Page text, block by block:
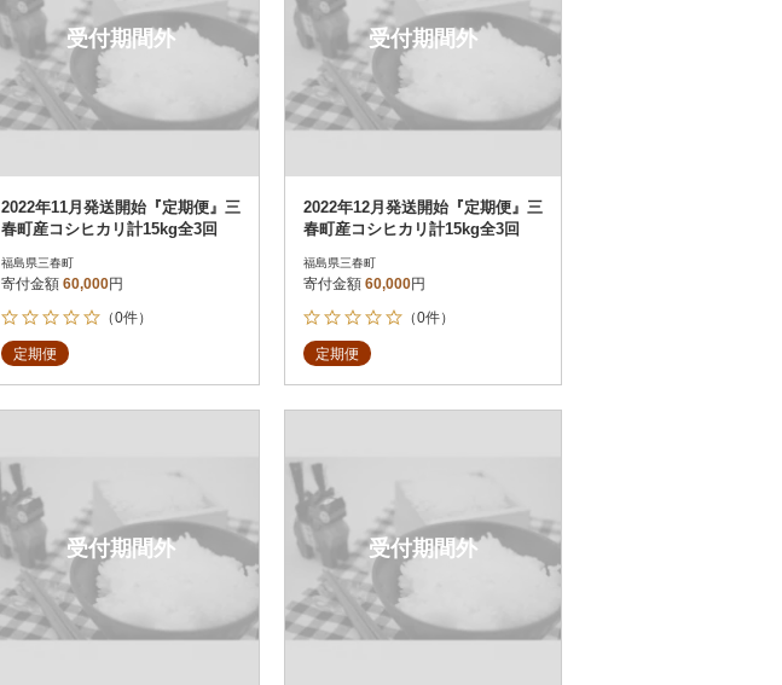
受付期間外
2022年11月発送開始『定期便』三
春町産コシヒカリ計15kg全3回
福島県三春町
寄付金額 60,000円
（0件）
定期便
受付期間外
2022年12月発送開始『定期便』三
春町産コシヒカリ計15kg全3回
福島県三春町
寄付金額 60,000円
（0件）
定期便
受付期間外 受付期間外